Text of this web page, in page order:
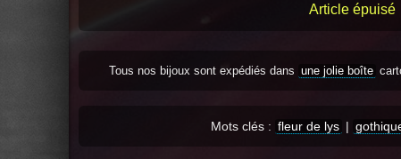
Article épuisé
Tous nos bijoux sont expédiés dans une jolie boîte
Mots clés : fleur de lys |